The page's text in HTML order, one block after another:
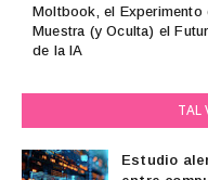
Moltbook, el Experimento
Muestra (y Oculta) el
de la IA
TAL
Estudio